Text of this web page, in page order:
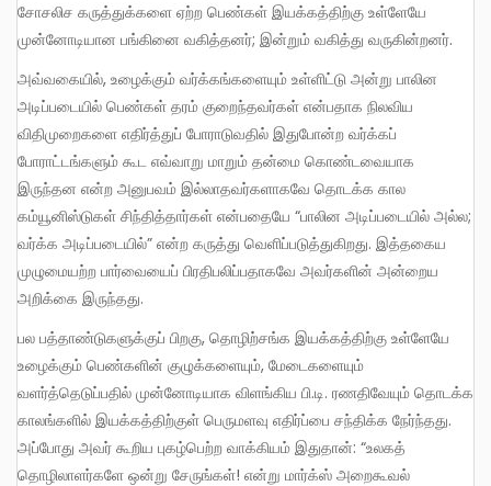
சோசலிச கருத்துக்களை ஏற்ற பெண்கள் இயக்கத்திற்கு உள்ளேயே
முன்னோடியான பங்கினை வகித்தனர்; இன்றும் வகித்து வருகின்றனர்.
அவ்வகையில், உழைக்கும் வர்க்கங்களையும் உள்ளிட்டு அன்று பாலின
அடிப்படையில் பெண்கள் தரம் குறைந்தவர்கள் என்பதாக நிலவிய
விதிமுறைகளை எதிர்த்துப் போராடுவதில் இதுபோன்ற வர்க்கப்
போராட்டங்களும் கூட எவ்வாறு மாறும் தன்மை கொண்டவையாக
இருந்தன என்ற அனுபவம் இல்லாதவர்களாகவே தொடக்க கால
கம்யூனிஸ்டுகள் சிந்தித்தார்கள் என்பதையே “பாலின அடிப்படையில் அல்ல;
வர்க்க அடிப்படையில்” என்ற கருத்து வெளிப்படுத்துகிறது. இத்தகைய
முழுமையற்ற பார்வையைப் பிரதிபலிப்பதாகவே அவர்களின் அன்றைய
அறிக்கை இருந்தது.
பல பத்தாண்டுகளுக்குப் பிறகு, தொழிற்சங்க இயக்கத்திற்கு உள்ளேயே
உழைக்கும் பெண்களின் குழுக்களையும், மேடைகளையும்
வளர்த்தெடுப்பதில் முன்னோடியாக விளங்கிய பி.டி. ரணதிவேயும் தொடக்க
காலங்களில் இயக்கத்திற்குள் பெருமளவு எதிர்ப்பை சந்திக்க நேர்ந்தது.
அப்போது அவர் கூறிய புகழ்பெற்ற வாக்கியம் இதுதான்: “உலகத்
தொழிலாளர்களே ஒன்று சேருங்கள்! என்று மார்க்ஸ் அறைகூவல்